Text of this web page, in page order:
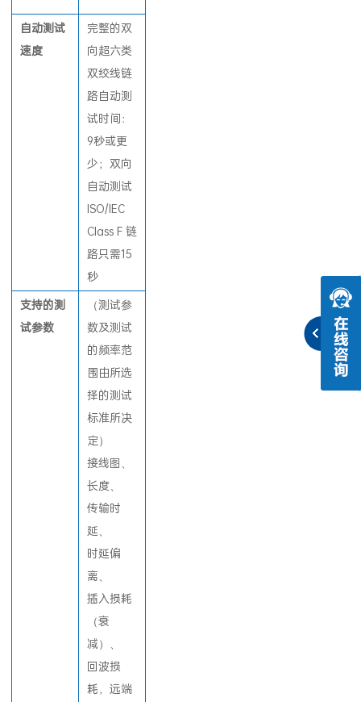
自动测试
速度
完整的双
向超六类
双绞线链
路自动测
试时间：
9秒或更
少；双向
自动测试
ISO/IEC
Class F 链
路只需15
秒
支持的测
试参数
（测试参
数及测试
的频率范
围由所选
择的测试
标准所决
定）
接线图、
长度、
传输时
延、
时延偏
离、
插入损耗
（衰
减）、
回波损
耗，远端